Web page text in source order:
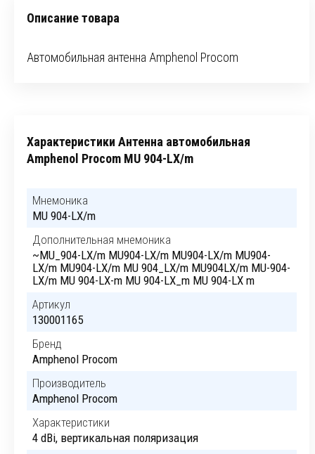
Описание товара
Автомобильная антенна Amphenol Procom
Характеристики Антенна автомобильная
Amphenol Procom MU 904-LX/m
Мнемоника
MU 904-LX/m
Дополнительная мнемоника
~MU_904-LX/m MU904-LX/m MU904-LX/m MU904-
LX/m MU904-LX/m MU 904_LX/m MU904LX/m MU-904-
LX/m MU 904-LX-m MU 904-LX_m MU 904-LX m
Артикул
130001165
Бренд
Amphenol Procom
Производитель
Amphenol Procom
Характеристики
4 dBi, вертикальная поляризация